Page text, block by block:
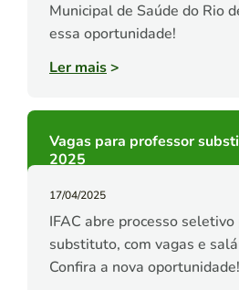
Municipal de Saúde do Rio
essa oportunidade!
Ler mais>
Vagas para professor
2025
17/04/2025
IFAC abre processo
substituto, com vagas e
Confira a nova oportunidade!